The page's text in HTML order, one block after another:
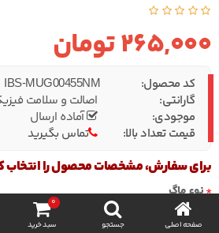
صفحه اصلی جستجو
0
سبد خرید
265,000 تومان
کد محصول: IBS-MUG00455NM
گارانتی:
اصالت و سلامت
موجودی:
آماده ارسال
قیمت تعداد بالا:
تماس بگیرید
برای سفارش، مشخصات محصول را انتخاب
نوع ماگ